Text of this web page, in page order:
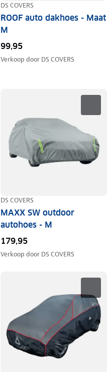
DS COVERS
ROOF auto dakhoes - Maat
M
99,95
Verkoop door DS COVERS
DS COVERS
MAXX SW outdoor
autohoes - M
179,95
Verkoop door DS COVERS